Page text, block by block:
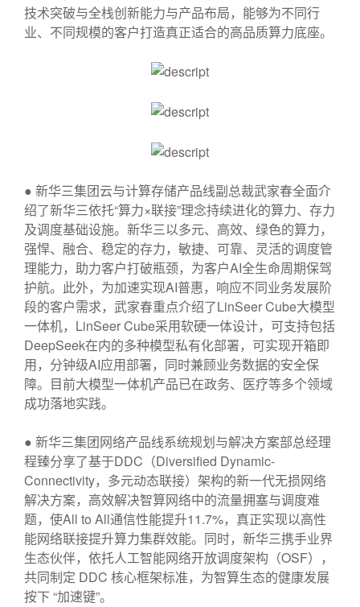
技术突破与全栈创新能力与产品布局，能够为不同行
业、不同规模的客户打造真正适合的高品质算力底座。
● 新华三集团云与计算存储产品线副总裁武家春全面介
绍了新华三依托“算力×联接”理念持续进化的算力、存力
及调度基础设施。新华三以多元、高效、绿色的算力，
强悍、融合、稳定的存力，敏捷、可靠、灵活的调度管
理能力，助力客户打破瓶颈，为客户AI全生命周期保驾
护航。此外，为加速实现AI普惠，响应不同业务发展阶
段的客户需求，武家春重点介绍了LinSeer Cube大模型
一体机，LinSeer Cube采用软硬一体设计，可支持包括
DeepSeek在内的多种模型私有化部署，可实现开箱即
用，分钟级AI应用部署，同时兼顾业务数据的安全保
障。目前大模型一体机产品已在政务、医疗等多个领域
成功落地实践。
● 新华三集团网络产品线系统规划与解决方案部总经理
程臻分享了基于DDC（Diversified Dynamic-
Connectivity，多元动态联接）架构的新一代无损网络
解决方案，高效解决智算网络中的流量拥塞与调度难
题，使All to All通信性能提升11.7%，真正实现以高性
能网络联接提升算力集群效能。同时，新华三携手业界
生态伙伴，依托人工智能网络开放调度架构（OSF），
共同制定 DDC 核心框架标准，为智算生态的健康发展
按下 “加速键”。